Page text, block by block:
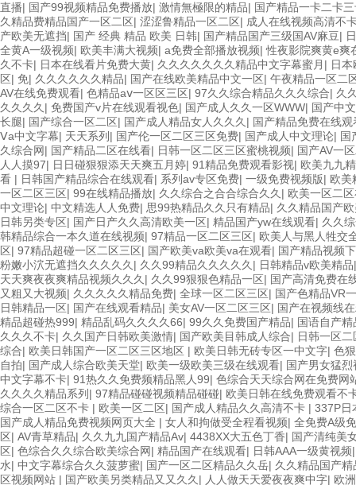
直播| 国产99视频精品免费播放| 激情無極限的精品| 国产精品一卡二卡
久精品费精品国产一区二区| 涩涩鲁精品一区二区| 成人在线视频高清不
产欧美无遮挡| 国产 经典 精品 欧美 日韩| 国产精品国产三级国AV麻豆|
全黄A一级视频| 欧美丰满大视频| a免费全部播放视频|性夜影院爽黄e爽
久不卡| 日本在线看片免费大黄| 久久久久久久久精品中文字幕蜜月 | 日
区| 免| 久久久久久久精品| 国产在线欧美精品中文一区| 午夜精品一区二
AV在线免费观看| 色精品aⅴ一区区三区| 97久久综合精品久久久综合| 久
久久久久 | 免费国产v片在线观看视色| 国产成人久久一区WWW| 国产中
长腿| 国产综合一区二区| 国产成人精品女人久久久 | 国产精品免费在线观
Ⅴa中文字幕| 天天系列 | 国产伦一区二区三区免费| 国产成人中文理论| 国
久综合网| 国产精品二区在线看| 日韩一区二区三区蜜桃视频| 国产AV一
人人摸97| 日日碰狠狠添天天爽五月婷| 91精品免费观看影视| 欧美九九
看 | 日韩国产精品综合在线观看| 系列av专区免费| 一级免费视频版| 欧美
一区二区三区| 99在线精品播放| 久久综合之合合综合久久 | 欧美一区二
中文理论| 中文精选人人免费| 思99热精品久久只有精品| 久久精品国产
日韩另类专区| 国产日产久久高清欧美一区| 精品国产yw在线观看| 久久
韩精品综合一本久道在线视频| 97精品一区二区三区| 欧美人与黑人牲交
区| 97精品超碰一区二区三区| 国产欧美va欧美va在观看| 国产精品视频
粉嫩小泬无遮挡久久久久久 | 久久99精品久久久久久 | 日韩精品v欧美精品
天天爽夜夜爽精品视频久久久 | 久久99狠狠色精品一区| 国产高清免费在
又粗又大视频| 久久久久久精品免费| 全球一区二区三区| 国产色精品VR
日韩精品一区| 国产在线观看精品| 美女AV一区二区三区| 国产在视频线
精品超碰热999| 精品乱码久久久久66| 99久久免费国产精品| 国语自产精
久久久不卡| 久久国产日韩欧美激情| 国产欧美目韩成人综合| 日韩一区二
综合| 欧美日韩国产一区二区三区地区 | 欧美日韩无砖专区一中文字| 色
自拍| 国产成人综合欧美天堂| 欧美一级欧美三级在线观看| 国产男女猛
中文字幕不卡| 91热久久免费频精品黑人99| 色综合天天综合网在免费网
久久久久精品系列 | 97精品碰碰视频精品碰碰| 欧美日韩在线免费观看不
综合一区二区不卡 | 欧美一区二区| 国产成人精品久久高清不卡 | 337P日
国产成人精品免费视频网页大全 | 女人和拘做受全程看视频| 全免费A级
区| AV青草精品| 久久九九国产精品Av| 4438XX大五色丁香| 国产清纯美
区| 色综合久久综合欧美综合网| 精品国产在线观看| 日韩AAA一级黄视频
水| 中文字幕综合久久菠萝蜜| 国产一区二区精品久久岳| 久久精品国产精
区视频网站 | 国产欧美另类精品又又久久 | 人人做天天爱夜夜爽中字| 欧